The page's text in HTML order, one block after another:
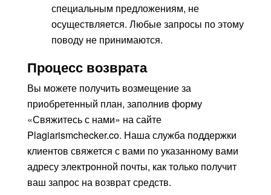
специальным предложениям, не
осуществляется. Любые запросы по этому
поводу не принимаются.
Процесс возврата
Вы можете получить возмещение за
приобретенный план, заполнив форму
«Свяжитесь с нами» на сайте
Plagiarismchecker.co. Наша служба поддержки
клиентов свяжется с вами по указанному вами
адресу электронной почты, как только получит
ваш запрос на возврат средств.